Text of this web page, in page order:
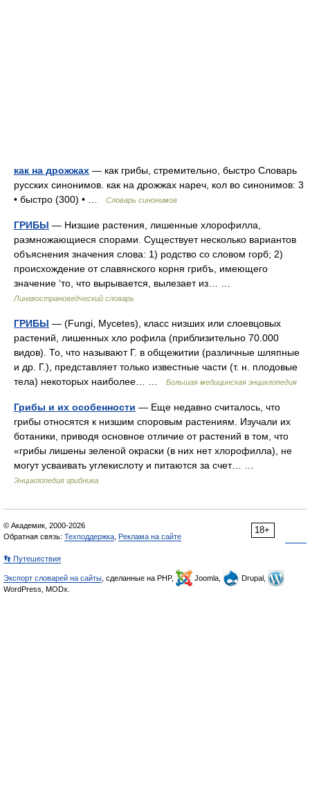
как на дрожжах — как грибы, стремительно, быстро Словарь
русских синонимов. как на дрожжах нареч, кол во синонимов: 3
• быстро (300) • …
Словарь синонимов
ГРИБЫ — Низшие растения, лишенные хлорофилла,
размножающиеся спорами. Существует несколько вариантов
объяснения значения слова: 1) родство со словом горб; 2)
происхождение от славянского корня грибъ, имеющего
значение ‘то, что вырывается, вылезает из… …
Лингвострановедческий словарь
ГРИБЫ — (Fungi, Mycetes), класс низших или слоевцовых
растений, лишенных хло рофила (приблизительно 70.000
видов). То, что называют Г. в общежитии (различные шляпные
и др. Г.), представляет только известные части (т. н. плодовые
тела) некоторых наиболее… …
Большая медицинская энциклопедия
Грибы и их особенности — Еще недавно считалось, что
грибы относятся к низшим споровым растениям. Изучали их
ботаники, приводя основное отличие от растений в том, что
«грибы лишены зеленой окраски (в них нет хлорофилла), не
могут усваивать углекислоту и питаются за счет… …
Энциклопедия грибника
18+
© Академик, 2000-2026
Обратная связь: Техподдержка Реклама на сайте
👣 Путешествия
Экспорт словарей на сайты , сделанные на PHP, Joomla,
Drupal,
WordPress, MODx.